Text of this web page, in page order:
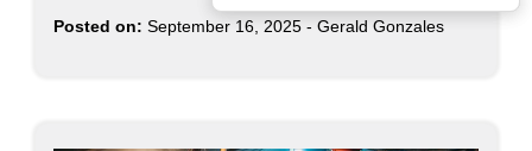
Posted on: September 16, 2025 - Gerald Gonzales